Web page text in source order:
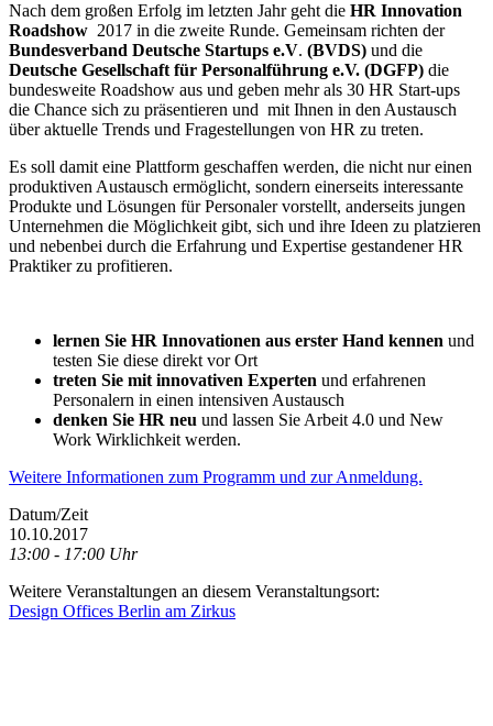
Nach dem großen Erfolg im letzten Jahr geht die HR Innovation
Roadshow 2017 in die zweite Runde. Gemeinsam richten der
Bundesverband Deutsche Startups e.V. (BVDS) und die
Deutsche Gesellschaft für Personalführung e.V. (DGFP) die
bundesweite Roadshow aus und geben mehr als 30 HR Start-ups
die Chance sich zu präsentieren und mit Ihnen in den Austausch
über aktuelle Trends und Fragestellungen von HR zu treten.
Es soll damit eine Plattform geschaffen werden, die nicht nur einen
produktiven Austausch ermöglicht, sondern einerseits interessante
Produkte und Lösungen für Personaler vorstellt, anderseits jungen
Unternehmen die Möglichkeit gibt, sich und ihre Ideen zu platzieren
und nebenbei durch die Erfahrung und Expertise gestandener HR
Praktiker zu profitieren.
lernen Sie HR Innovationen aus erster Hand kennen und
testen Sie diese direkt vor Ort
treten Sie mit innovativen Experten und erfahrenen
Personalern in einen intensiven Austausch
denken Sie HR neu und lassen Sie Arbeit 4.0 und New
Work Wirklichkeit werden.
Weitere Informationen zum Programm und zur Anmeldung.
Datum/Zeit
10.10.2017
13:00 - 17:00 Uhr
Weitere Veranstaltungen an diesem Veranstaltungsort:
Design Offices Berlin am Zirkus